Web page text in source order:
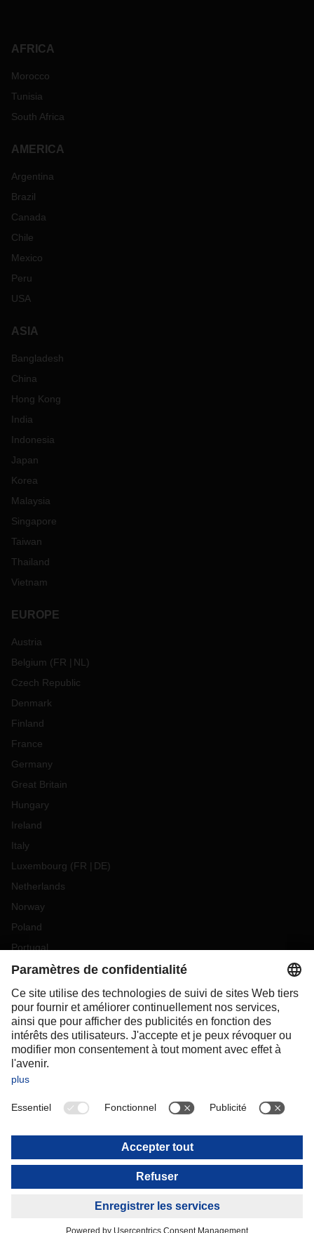
AFRICA
Morocco
Tunisia
South Africa
AMERICA
Argentina
Brazil
Canada
Chile
Mexico
Peru
USA
ASIA
Bangladesh
China
Hong Kong
India
Indonesia
Japan
Korea
Malaysia
Singapore
Taiwan
Thailand
Vietnam
EUROPE
Austria
Belgium (FR NL )
Czech Republic
Denmark
Finland
France
Germany
Great Britain
Hungary
Ireland
Italy
Luxembourg (FR DE)
Netherlands
Norway
Poland
Portugal
Romania
Slovakia
Spain
Sweden
Switzerland(DE FR)
Turkey
OCEANIA